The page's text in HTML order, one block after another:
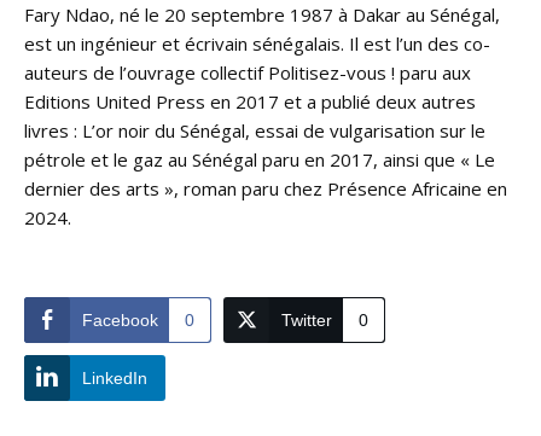
Fary Ndao, né le 20 septembre 1987 à Dakar au Sénégal,
est un ingénieur et écrivain sénégalais. Il est l’un des co-
auteurs de l’ouvrage collectif Politisez-vous ! paru aux
Editions United Press en 2017 et a publié deux autres
livres : L’or noir du Sénégal, essai de vulgarisation sur le
pétrole et le gaz au Sénégal paru en 2017, ainsi que « Le
dernier des arts », roman paru chez Présence Africaine en
2024.
Facebook 0 Twitter 0
LinkedIn